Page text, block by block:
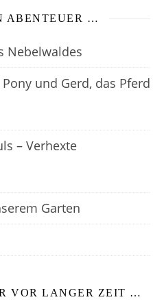
ABENTEUER …
Nebelwaldes
und Gerd, das Pferd
– Verhexte
Garten
VOR LANGER ZEIT …